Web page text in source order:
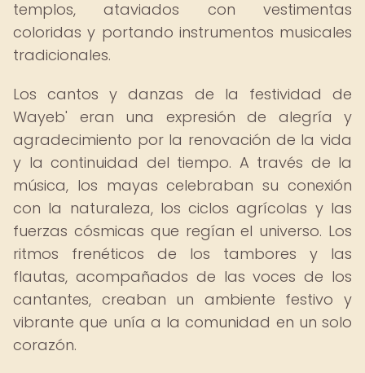
templos, ataviados con vestimentas
coloridas y portando instrumentos musicales
tradicionales.
Los cantos y danzas de la festividad de
Wayeb' eran una expresión de alegría y
agradecimiento por la renovación de la vida
y la continuidad del tiempo. A través de la
música, los mayas celebraban su conexión
con la naturaleza, los ciclos agrícolas y las
fuerzas cósmicas que regían el universo. Los
ritmos frenéticos de los tambores y las
flautas, acompañados de las voces de los
cantantes, creaban un ambiente festivo y
vibrante que unía a la comunidad en un solo
corazón.